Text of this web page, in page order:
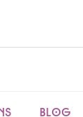
Blog